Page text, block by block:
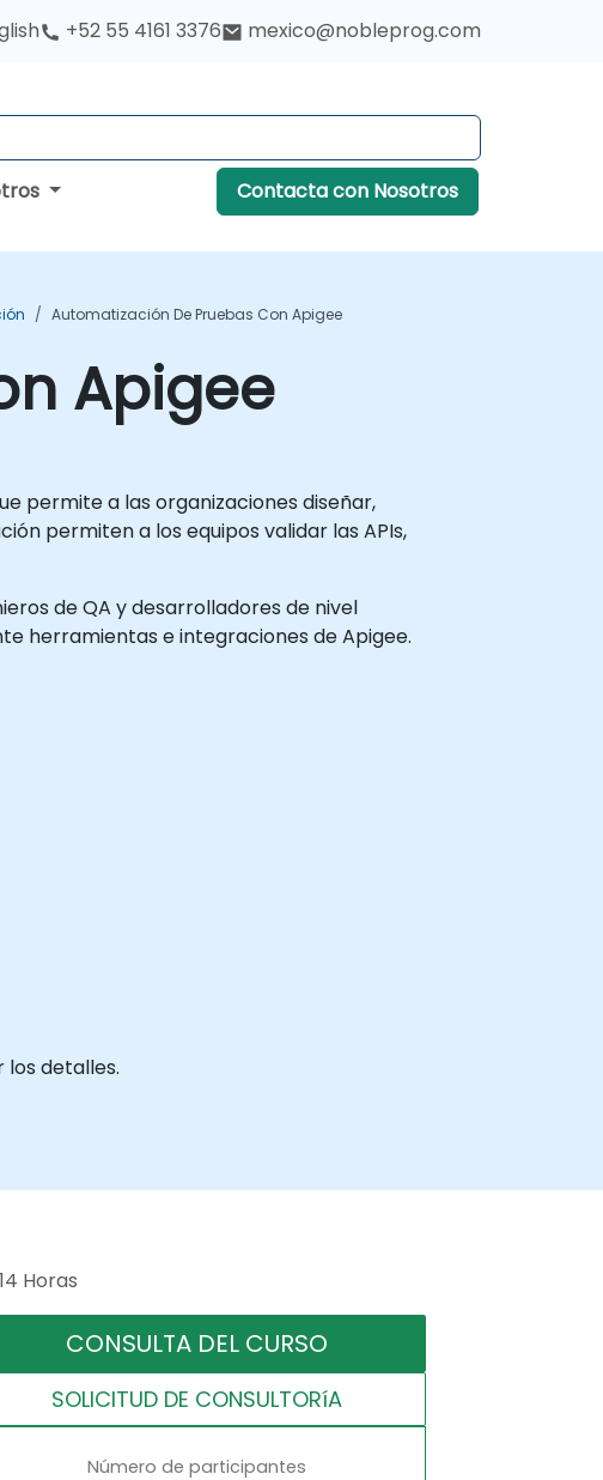
+52 55 4161 3376 mexico@nobleprog.com
Contacta con Nosotros
Automatización De Pruebas Con Apigee
Apigee
permite a las organizaciones diseñar,
permiten a los equipos validar las APIs,
de QA y desarrolladores de nivel
herramientas e integraciones de Apigee.
detalles.
14 Horas
CONSULTA DEL CURSO
SOLICITUD DE CONSULTORíA
Número de participantes